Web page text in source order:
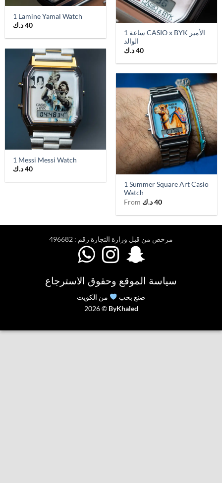
1 Lamine Yamal Watch
40د.ك
1 ساعة CASIO x BYK الأمير
الوالد
40د.ك
1 Messi Messi Watch
40د.ك
1 Summer Square Art Casio
Watch
From
40د.ك
مرخص من قبل وزارة التجارة رقم : 496682
  
سياسة الموقع وحقوق الاسترجاع
صنع بحب
من الكويت
2026 © ByKhaled